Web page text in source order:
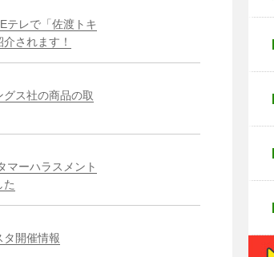
レで「佐渡トキ
されます！
ス社の商品の取
マーハラスメント
た
タ開催情報